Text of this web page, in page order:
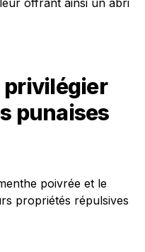
offrant ainsi un abri
privilégier
punaises
poivrée et le
propriétés répulsives